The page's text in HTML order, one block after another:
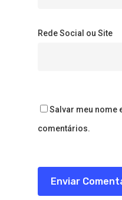
Rede Social ou Site
Salvar meu nome
comentários.